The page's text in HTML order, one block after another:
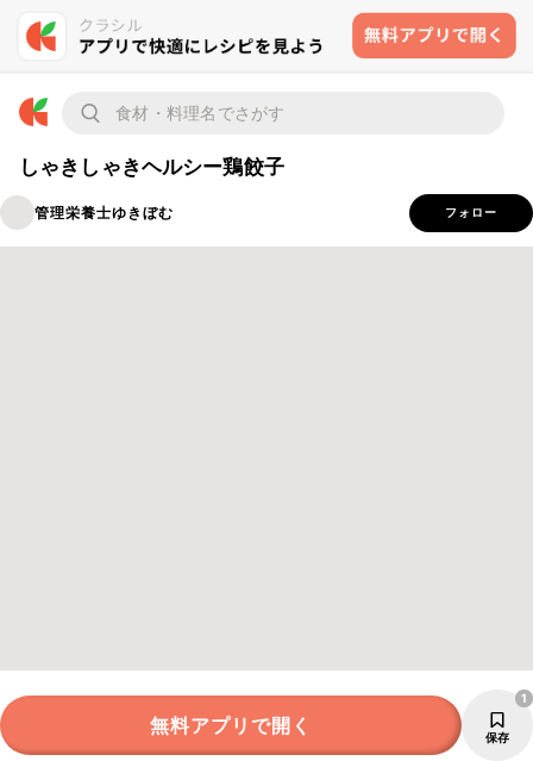
しゃきしゃきヘルシー鶏餃子
管理栄養士ゆきぼむ フォロー
無料アプリで開く 保存
1